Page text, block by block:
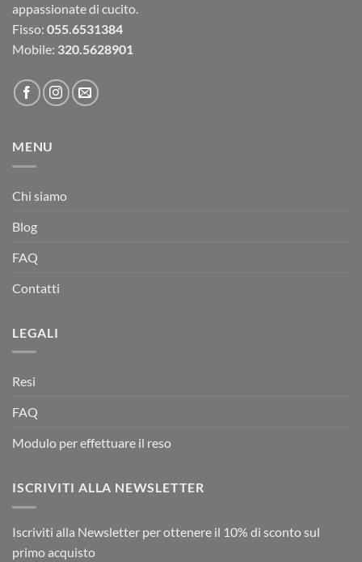
appassionate di cucito.
Fisso: 055.6531384
Mobile: 320.5628901
MENU
Chi siamo
Blog
FAQ
Contatti
LEGALI
Resi
FAQ
Modulo per effettuare il reso
ISCRIVITI ALLA NEWSLETTER
Iscriviti alla Newsletter per ottenere il 10% di sconto sul
primo acquisto